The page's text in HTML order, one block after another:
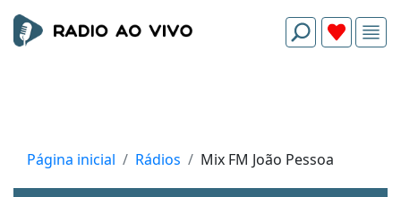
Página inicial Rádios Mix FM João Pessoa